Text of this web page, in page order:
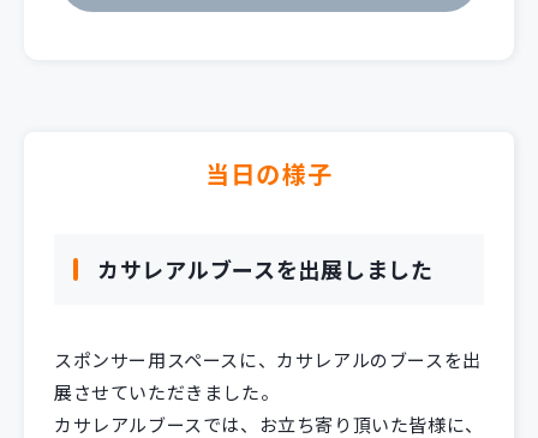
当日の様子
カサレアルブースを出展しました
スポンサー用スペースに、カサレアルのブースを出
展させていただきました。
カサレアルブースでは、お立ち寄り頂いた皆様に、